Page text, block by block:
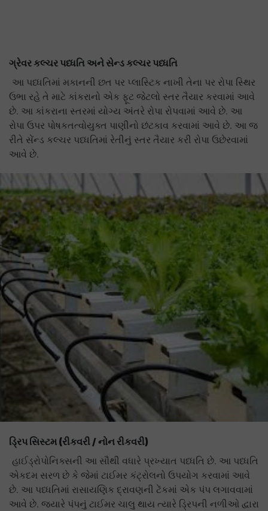
ગ્રેવર કલ્ચર પધ્ધતિ અને સેન્ડ કલ્ચર પધ્ધતિ
આ પધ્ધતિમાં મકાનની છત પર પ્લાસ્ટિક નાખી તેના પર રોપા સ્થિર
ઉભા રહે તે માટે કાંકરાનો એક ફૂટ જેટલો સ્તર તૈયાર કરવામાં આવે
છે. આ કાંકરાના સ્તરમાં યોગ્ય અંતરે રોપા રોપવામાં આવે છે. આ
રોપા ઉપર પોષકતત્વોયુક્ત પાણીનો છંટકાવ કરવામાં આવે છે. આ જ
રીતે સેંન્ડ કલ્ચર પધ્ધતિમાં રેતીનું સ્તર તૈયાર કરી રોપા ઉછેરવામાં
આવે છે.
ડ્રિપ સિસ્ટમ (રીકવરી / નોન રીકવરી)
હાઈડ્રોપોનિક્સની આ સૌથી વધારે પ્રખ્યાત પધ્ધતિ છે. આ પધ્ધતિ
એકદમ સરળ છે કે જેમાં ટાઈમર કંટ્રોલનો ઉપયોગ કરવામાં આવે
છે. આ પધ્ધતિમાં રાસાયણિક દ્રાવણની ટેંકમાં એક પંપ લગાવવામાં
આવે છે. જ્યારે પંપનું ટાઈમર ચાલુ થાય ત્યારે ડ્રિપની નળીઓ દ્વારા